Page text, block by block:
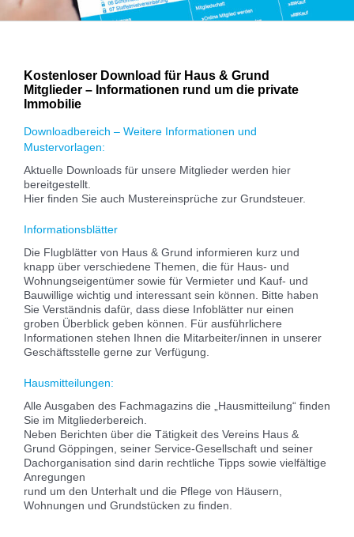
Kostenloser Download für Haus & Grund
Mitglieder – Informationen rund um die private
Immobilie
Downloadbereich – Weitere Informationen und
Mustervorlagen:
Aktuelle Downloads für unsere Mitglieder werden hier
bereitgestellt.
Hier finden Sie auch Mustereinsprüche zur Grundsteuer.
Informationsblätter
Die Flugblätter von Haus & Grund informieren kurz und
knapp über verschiedene Themen, die für Haus- und
Wohnungseigentümer sowie für Vermieter und Kauf- und
Bauwillige wichtig und interessant sein können. Bitte haben
Sie Verständnis dafür, dass diese Infoblätter nur einen
groben Überblick geben können. Für ausführlichere
Informationen stehen Ihnen die Mitarbeiter/innen in unserer
Geschäftsstelle gerne zur Verfügung.
Hausmitteilungen:
Alle Ausgaben des Fachmagazins die „Hausmitteilung“ finden
Sie im Mitgliederbereich.
Neben Berichten über die Tätigkeit des Vereins Haus &
Grund Göppingen, seiner Service-Gesellschaft und seiner
Dachorganisation sind darin rechtliche Tipps sowie vielfältige
Anregungen
rund um den Unterhalt und die Pflege von Häusern,
Wohnungen und Grundstücken zu finden.